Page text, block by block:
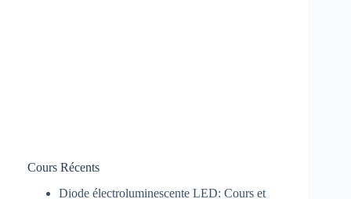
Cours Récents
Diode électroluminescente LED: Cours et